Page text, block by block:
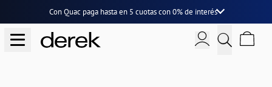
Con Quac paga hasta en 5 cuotascon0% de interés